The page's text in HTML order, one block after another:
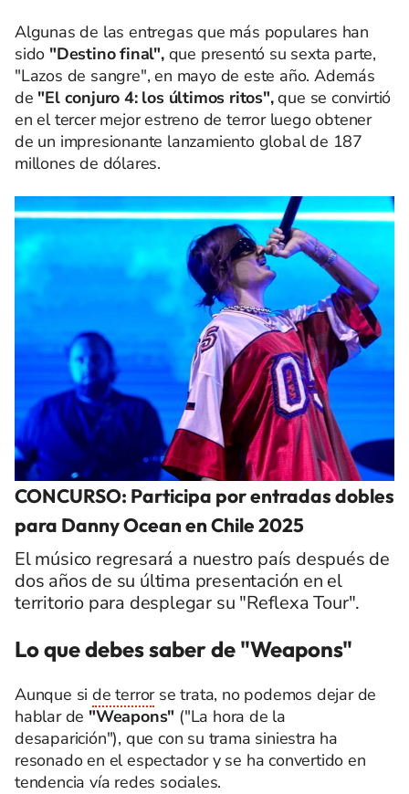
Algunas de las entregas que más populares han
sido "Destino final",que presentó su sexta parte,
"Lazos de sangre", en mayo de este año. Además
de "El conjuro 4: los últimos ritos",que se convirtió
en el tercer mejor estreno de terror luego obtener
de un impresionante lanzamiento global de 187
millones de dólares.
CONCURSO: Participa por entradas dobles
para Danny Ocean en Chile 2025
El músico regresará a nuestro país después de
dos años de su última presentación en el
territorio para desplegar su "Reflexa Tour".
Lo que debes saber de "Weapons"
Aunque side terrorse trata, no podemos dejar de
hablar de "Weapons" ("La hora de la
desaparición"), que con su trama siniestra ha
resonado en el espectador y se ha convertido en
tendencia vía redes sociales.